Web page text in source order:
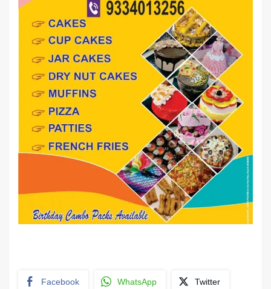
Facebook WhatsApp Twitter